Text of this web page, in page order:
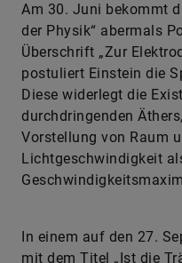
Am 30. Juni bekommt
der Physik“ abermals
Überschrift „Zur
postuliert Einstein die
Diese widerlegt die
durchdringenden
Vorstellung von Raum
Lichtgeschwindigkeit
In einem auf den 27.
mit dem Titel „Ist die